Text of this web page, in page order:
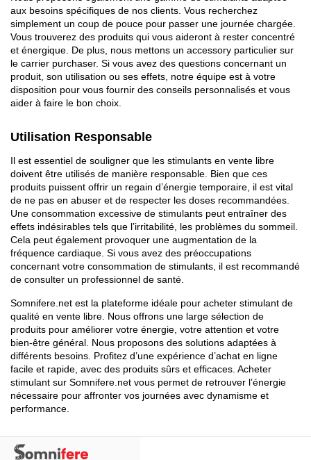
aux besoins spécifiques de nos clients. Vous recherchez
simplement un coup de pouce pour passer une journée chargée.
Vous trouverez des produits qui vous aideront à rester concentré
et énergique. De plus, nous mettons un accessory particulier sur
le carrier purchaser. Si vous avez des questions concernant un
produit, son utilisation ou ses effets, notre équipe est à votre
disposition pour vous fournir des conseils personnalisés et vous
aider à faire le bon choix.
Utilisation Responsable
Il est essentiel de souligner que les stimulants en vente libre
doivent être utilisés de manière responsable. Bien que ces
produits puissent offrir un regain d’énergie temporaire, il est vital
de ne pas en abuser et de respecter les doses recommandées.
Une consommation excessive de stimulants peut entraîner des
effets indésirables tels que l’irritabilité, les problèmes du sommeil.
Cela peut également provoquer une augmentation de la
fréquence cardiaque. Si vous avez des préoccupations
concernant votre consommation de stimulants, il est recommandé
de consulter un professionnel de santé.
Somnifere.net est la plateforme idéale pour acheter stimulant de
qualité en vente libre. Nous offrons une large sélection de
produits pour améliorer votre énergie, votre attention et votre
bien-être général. Nous proposons des solutions adaptées à
différents besoins. Profitez d’une expérience d’achat en ligne
facile et rapide, avec des produits sûrs et efficaces. Acheter
stimulant sur Somnifere.net vous permet de retrouver l’énergie
nécessaire pour affronter vos journées avec dynamisme et
performance.